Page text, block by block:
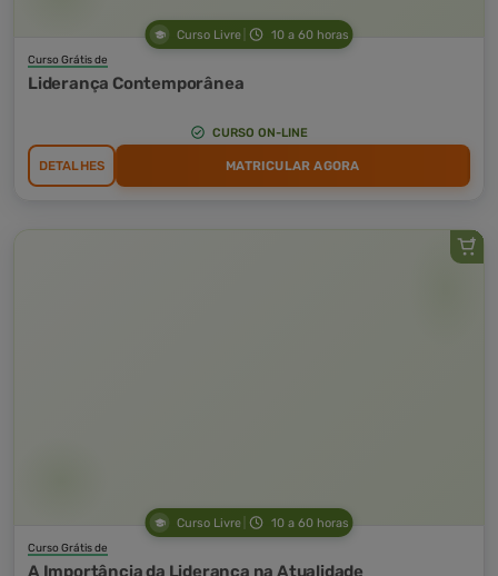
Curso Livre 10 a 60 horas
Curso Grátis de
Liderança Contemporânea
CURSO ON-LINE
DETALHES MATRICULAR AGORA
Curso Livre 10 a 60 horas
Curso Grátis de
A Importância da Liderança na Atualidade